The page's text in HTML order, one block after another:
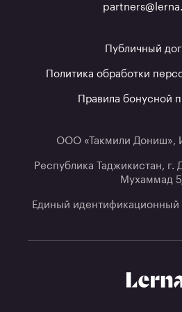
Публичный
Политика обработки
Правила бонусной
ООО «Такмили Дониш»,
Республика Таджикистан,
Мухаммад
Единый идентификационный